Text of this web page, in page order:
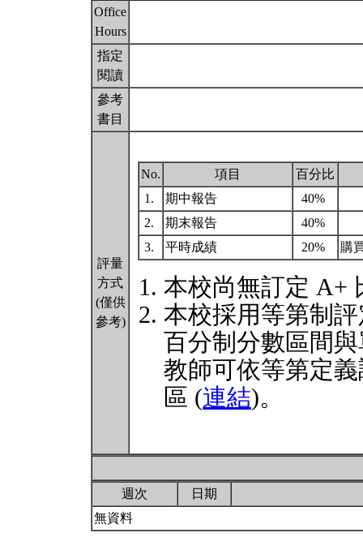
Office
Hours
指定
閱讀
參考
書目
評量
方式
(僅供
參考)
No. 項目
百分比
1.
期中報告
40%
2.
期末報告
40%
3.
平時成績 20% 購
本校尚無訂定 A+
本校採用等第制
百分制分數區間
教師可依等第定
區 (連結)。
週次
日期
無資料